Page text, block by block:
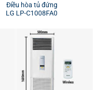
Điều hòa tủ đứng
LG LP-C1008FA0